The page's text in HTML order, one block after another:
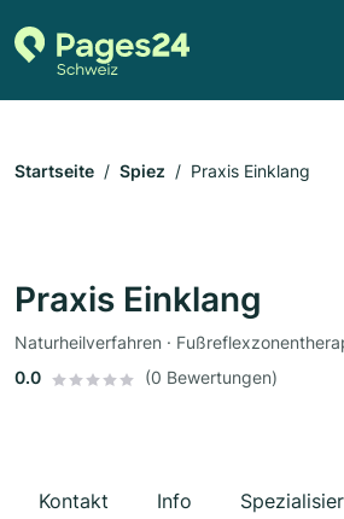
Startseite Spiez Praxis Einklang
Praxis Einklang
Naturheilverfahren ·
0.0
(0 Bewertungen)
Kontakt Info